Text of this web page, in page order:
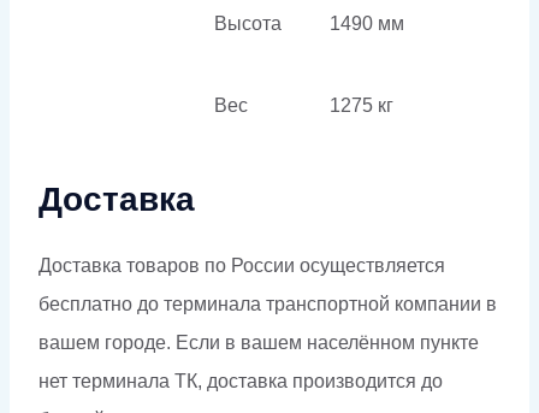
Высота 1490 мм
Вес 1275 кг
Доставка
Доставка товаров по России осуществляется
бесплатно до терминала транспортной компании в
вашем городе. Если в вашем населённом пункте
нет терминала ТК, доставка производится до